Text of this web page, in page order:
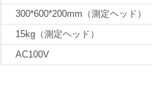
300*600*200mm（測定ヘッド）
15kg（測定ヘッド）
AC100V